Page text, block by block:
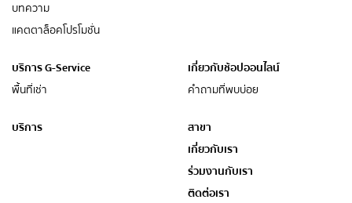
บทความ
แคตตาล็อคโปรโมชั่น
บริการ G-Service
พื้นที่เช่า
เกี่ยวกับช้อปออนไลน์
คำถามที่พบบ่อย
บริการ
สาขา
เกี่ยวกับเรา
ร่วมงานกับเรา
ติดต่อเรา